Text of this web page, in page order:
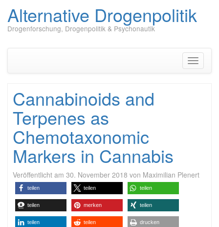
Alternative Drogenpolitik
Drogenforschung, Drogenpolitik & Psychonautik
Cannabinoids and
Terpenes as
Chemotaxonomic
Markers in Cannabis
Veröffentlicht am 30. November 2018 von Maximilian Plenert
teilen teilen teilen
teilen merken teilen
teilen teilen drucken